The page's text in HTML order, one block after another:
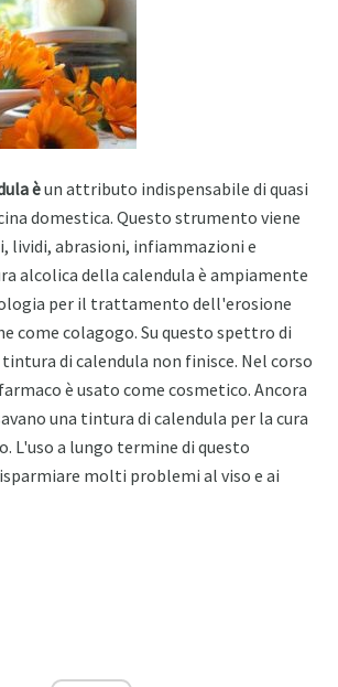
èun attributo indispensabile di quasi
domestica. Questo strumento viene
lividi, abrasioni, infiammazioni e
alcolica della calendula è ampiamente
per il trattamento dell'erosione
come colagogo. Su questo spettro di
di calendula non finisce. Nel corso
è usato come cosmetico. Ancora
una tintura di calendula per la cura
L'uso a lungo termine di questo
molti problemi al viso e ai